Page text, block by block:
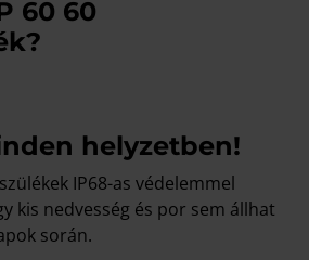
60 60
helyzetben!
IP68-as védelemmel
kis nedvesség és por sem állhat
során.